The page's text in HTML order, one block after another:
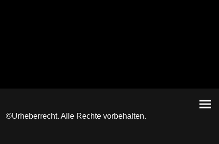
©Urheberrecht. Alle Rechte vorbehalten.